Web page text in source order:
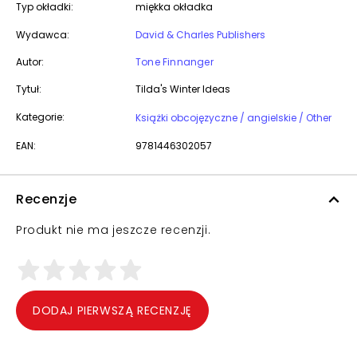
Typ okładki: miękka okładka
Wydawca:
David & Charles Publishers
Autor:
Tone Finnanger
Tytuł:
Tilda's Winter Ideas
Kategorie: Książki obcojęzyczne / angielskie / Other
EAN: 9781446302057
Recenzje
Produkt nie ma jeszcze recenzji.
DODAJ PIERWSZĄ RECENZJĘ